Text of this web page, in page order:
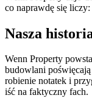
co naprawdę się
Nasza
Wenn Property
budowlani
robienie notatek i
iść na faktyczny fach.